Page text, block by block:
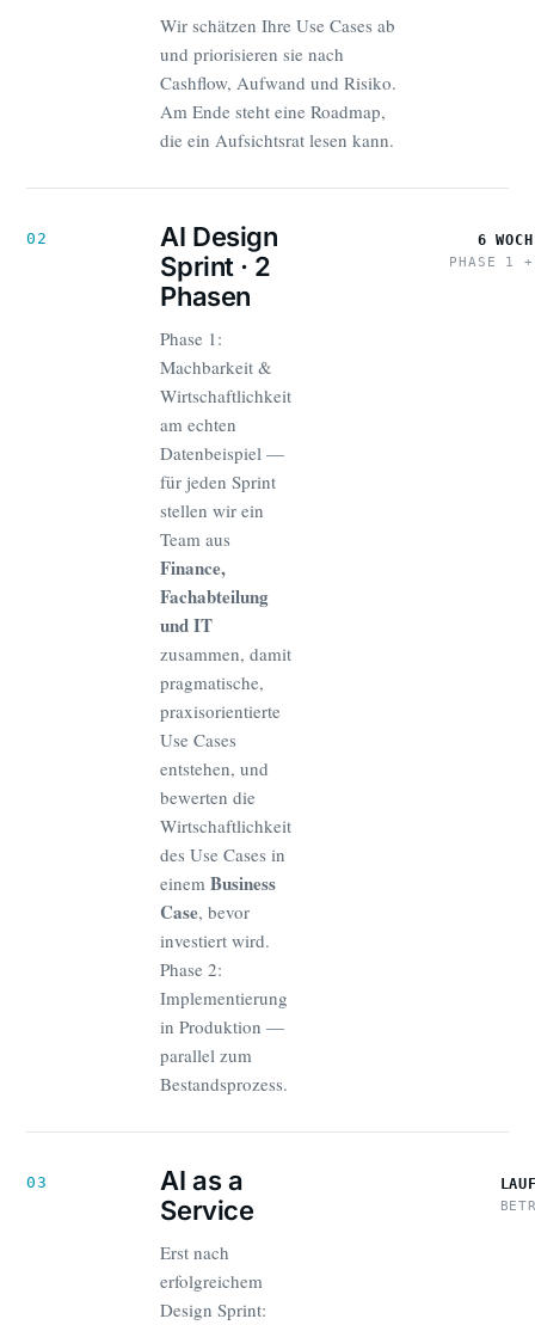
Wir schätzen Ihre Use Cases ab
und priorisieren sie nach
Cashflow, Aufwand und Risiko.
Am Ende steht eine Roadmap,
die ein Aufsichtsrat lesen kann.
02
AI Design
Sprint · 2
Phasen
Phase 1:
Machbarkeit &
Wirtschaftlichkeit
am echten
Datenbeispiel —
für jeden Sprint
stellen wir ein
Team aus
Finance,
Fachabteilung
und IT
zusammen, damit
pragmatische,
praxisorientierte
Use Cases
entstehen, und
bewerten die
Wirtschaftlichkeit
des Use Cases in
einemBusiness
Case, bevor
investiert wird.
Phase 2:
Implementierung
in Produktion —
parallel zum
Bestandsprozess.
6
PHASE 1
03
AI as a
Service
Erst nach
erfolgreichem
Design Sprint: